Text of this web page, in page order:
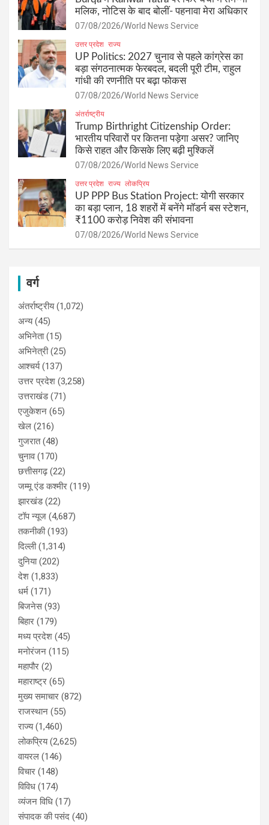
मलिक, नोटिस के बाद बोलीं- पहनावा मेरा अधिकार
07/08/2026 World News Service
उत्तर प्रदेश राज्य
UP Politics: 2027 चुनाव से पहले कांग्रेस का
बड़ा संगठनात्मक फेरबदल, बदली पूरी टीम, राहुल
गांधी की रणनीति पर बढ़ा फोकस
07/08/2026 World News Service
अंतर्राष्ट्रीय
Trump Birthright Citizenship Order:
भारतीय परिवारों पर कितना पड़ेगा असर? जानिए
किसे राहत और किसके लिए बढ़ी मुश्किलें
07/08/2026 World News Service
उत्तर प्रदेश राज्य लोकप्रिय
UP PPP Bus Station Project: योगी सरकार
का बड़ा प्लान, 18 शहरों में बनेंगे मॉडर्न बस स्टेशन,
₹1100 करोड़ निवेश की संभावना
07/08/2026 World News Service
वर्ग
अंतर्राष्ट्रीय(1,072)
अन्य(45)
अभिनेता(15)
अभिनेत्री(25)
आश्चर्य(137)
उत्तर प्रदेश (3,258)
उत्तराखंड(71)
एजुकेशन (65)
खेल (216)
गुजरात(48)
चुनाव(170)
छत्तीसगढ़(22)
जम्मू एंड कश्मीर (119)
झारखंड(22)
टॉप न्यूज (4,687)
तकनीकी(193)
दिल्ली(1,314)
दुनिया(202)
देश (1,833)
धर्म (171)
बिजनेस(93)
बिहार (179)
मध्य प्रदेश (45)
मनोरंजन (115)
महापौर (2)
महाराष्ट्र (65)
मुख्य समाचार (872)
राजस्थान (55)
राज्य(1,460)
लोकप्रिय(2,625)
वायरल (146)
विचार (148)
विविध (174)
व्यंजन विधि (17)
संपादक की पसंद (40)